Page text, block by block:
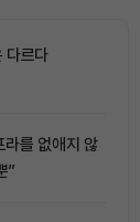
다르다
를 없애지 않
”